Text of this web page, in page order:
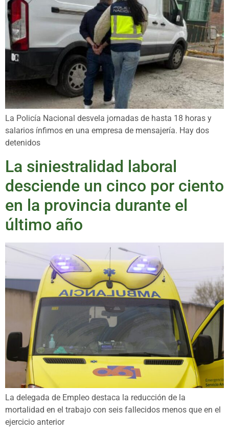
La Policía Nacional desvela jornadas de hasta 18 horas y
salarios ínfimos en una empresa de mensajería. Hay dos
detenidos
La siniestralidad laboral
desciende un cinco por ciento
en la provincia durante el
último año
La delegada de Empleo destaca la reducción de la
mortalidad en el trabajo con seis fallecidos menos que en el
ejercicio anterior